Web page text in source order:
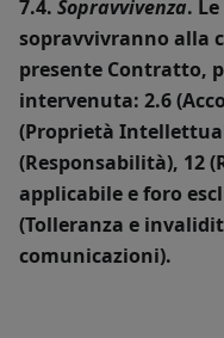
7.4. Sopravvivenza.
sopravvivranno alla
presente Contratto,
intervenuta: 2.6
(Proprietà
(Responsabilità), 12
applicabile e foro
(Tolleranza e
comunicazioni).